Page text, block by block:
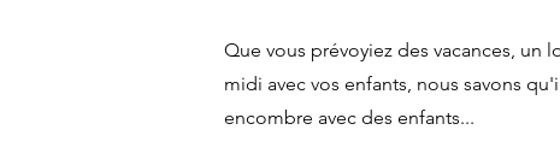
Que vous prévoyiez des vacances, un
midi avec vos enfants, nous savons
encombre avec des enfants...